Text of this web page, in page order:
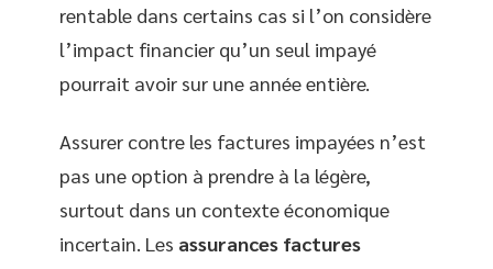
rentable dans certains cas si l’on considère
l’impact financier qu’un seul impayé
pourrait avoir sur une année entière.
Assurer contre les factures impayées n’est
pas une option à prendre à la légère,
surtout dans un contexte économique
incertain. Les assurances factures